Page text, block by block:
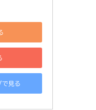
見る